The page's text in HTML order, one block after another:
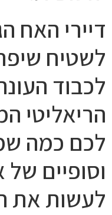
דיירי האח
לכבוד
הריאליטי
לכם כמה
וסופיים
לעשות את